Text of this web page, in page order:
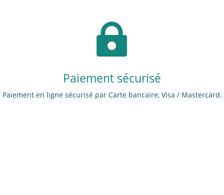

Paiement sécurisé
Paiement en ligne sécurisé par Carte bancaire, Visa / Mastercard.